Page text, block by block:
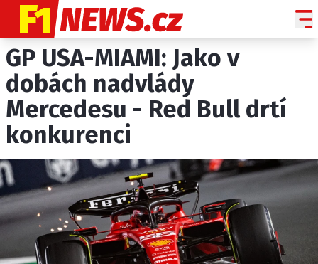
NOVINKY
GRAND PRIX
PADDOCK LINE
PROFILY JEZDCŮ
PROFILY TÝMŮ
ROZHOVORY
OSTATNÍ
GP USA-MIAMI: Jako v
dobách nadvlády
Mercedesu - Red Bull drtí
konkurenci